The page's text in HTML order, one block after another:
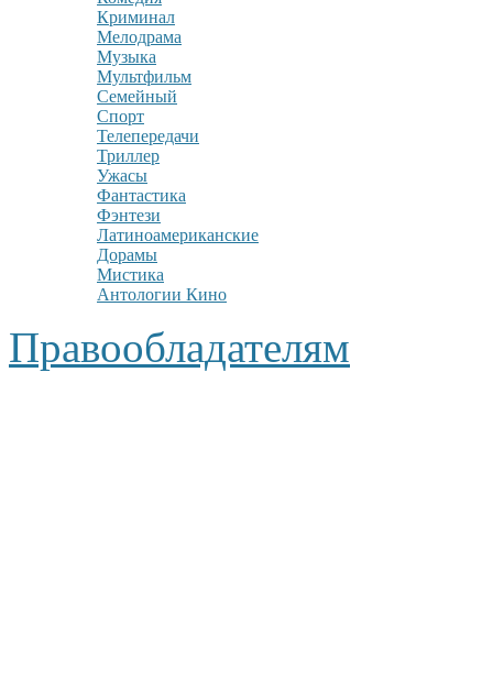
Криминал
Мелодрама
Музыка
Мультфильм
Семейный
Спорт
Телепередачи
Триллер
Ужасы
Фантастика
Фэнтези
Латиноамериканские
Дорамы
Мистика
Антологии Кино
Правообладателям